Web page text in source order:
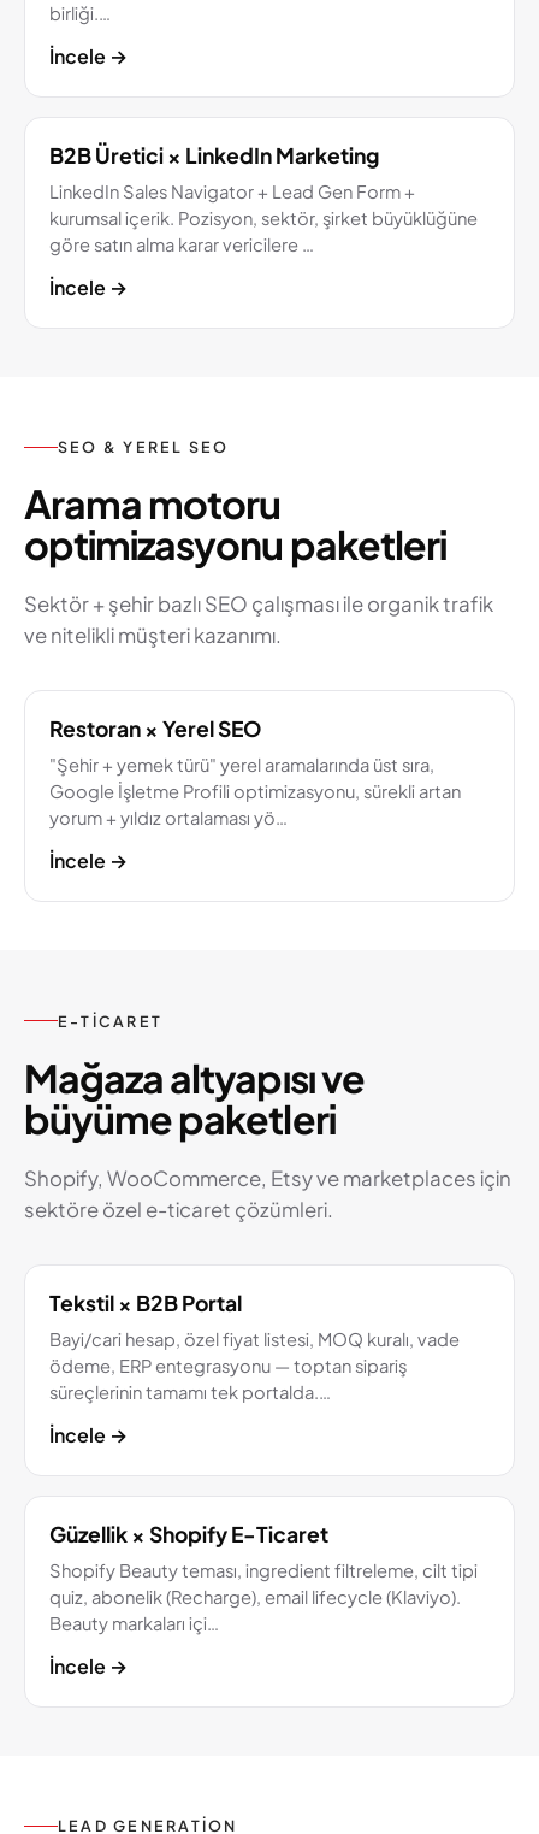
birliği.…
İncele →
B2B Üretici × LinkedIn Marketing
LinkedIn Sales Navigator + Lead Gen Form +
kurumsal içerik. Pozisyon, sektör, şirket büyüklüğüne
göre satın alma karar vericilere …
İncele →
SEO & YEREL SEO
Arama motoru
optimizasyonu paketleri
Sektör + şehir bazlı SEO çalışması ile organik trafik
ve nitelikli müşteri kazanımı.
Restoran × Yerel SEO
"Şehir + yemek türü" yerel aramalarında üst sıra,
Google İşletme Profili optimizasyonu, sürekli artan
yorum + yıldız ortalaması yö…
İncele →
E-TICARET
Mağaza altyapısı ve
büyüme paketleri
Shopify, WooCommerce, Etsy ve marketplaces için
sektöre özel e-ticaret çözümleri.
Tekstil × B2B Portal
Bayi/cari hesap, özel fiyat listesi, MOQ kuralı, vade
ödeme, ERP entegrasyonu — toptan sipariş
süreçlerinin tamamı tek portalda.…
İncele →
Güzellik × Shopify E-Ticaret
Shopify Beauty teması, ingredient filtreleme, cilt tipi
quiz, abonelik (Recharge), email lifecycle (Klaviyo).
Beauty markaları içi…
İncele →
LEAD GENERATION